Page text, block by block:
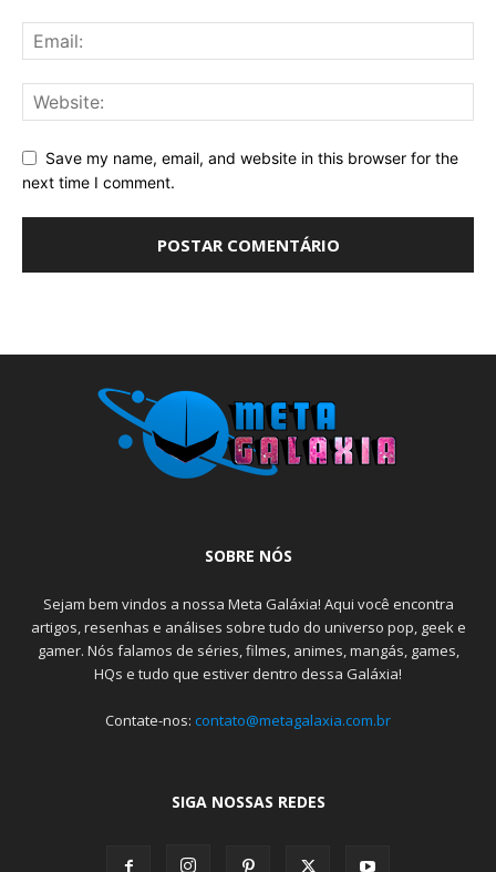
Save my name, email, and website in this browser for the
next time I comment.
SOBRE NÓS
Sejam bem vindos a nossa Meta Galáxia! Aqui você encontra
artigos, resenhas e análises sobre tudo do universo pop, geek e
gamer. Nós falamos de séries, filmes, animes, mangás, games,
HQs e tudo que estiver dentro dessa Galáxia!
Contate-nos: contato@metagalaxia.com.br
SIGA NOSSAS REDES